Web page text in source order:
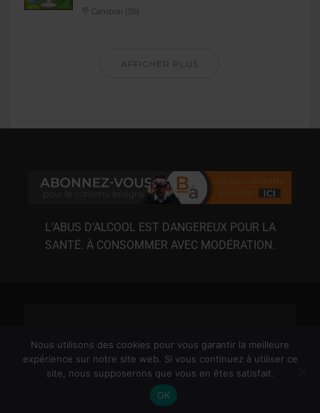
Cambrai (59)
AFFICHER PLUS
L’ABUS D’ALCOOL EST DANGEREUX POUR LA
SANTÉ. À CONSOMMER AVEC MODÉRATION.
MENTIONS LÉGALES
© 2020-2026 3XL MÉDIAS / BIÈRE ACTU
Nous utilisons des cookies pour vous garantir la meilleure
expérience sur notre site web. Si vous continuez à utiliser ce
site, nous supposerons que vous en êtes satisfait.
OK